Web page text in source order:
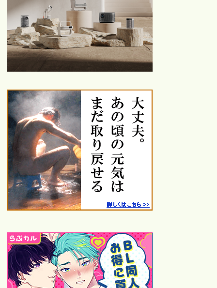
代〜2020年代の名作・話題
作を厳選紹介
鑑賞した映画
25年鑑賞【120本】
24年鑑賞【100本】
23年鑑賞【109本】
【保存版】モーニング娘。歴
【2026最新】モーニング
娘。歴代オーディション全記
録！1期〜18期合格者と落選
後の有名人まとめ